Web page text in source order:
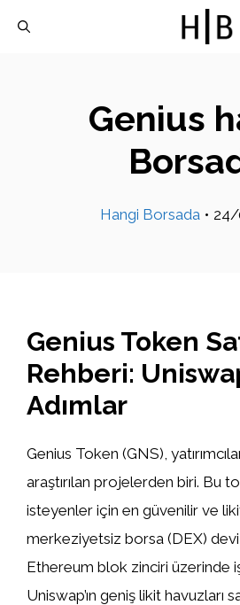
Genius
Hangi Borsada •
Genius Token
Rehberi:
Adımlar
Genius Token (GNS),
araştırılan projelerden biri. Bu
isteyenler için en güvenilir ve
merkeziyetsiz borsa (DEX) devi
Ethereum blok zinciri üzerinde
Uniswap’ın geniş likit havuzları